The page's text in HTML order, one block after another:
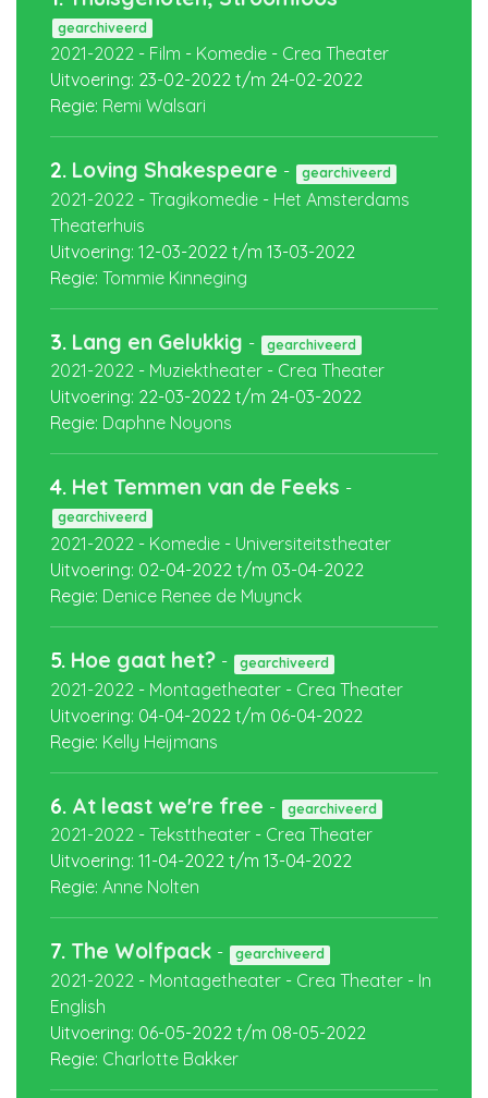
gearchiveerd
2021-2022 - Film - Komedie - Crea Theater
Uitvoering: 23-02-2022 t/m 24-02-2022
Regie: Remi Walsari
2. Loving Shakespeare - gearchiveerd
2021-2022 - Tragikomedie - Het Amsterdams
Theaterhuis
Uitvoering: 12-03-2022 t/m 13-03-2022
Regie: Tommie Kinneging
3. Lang en Gelukkig - gearchiveerd
2021-2022 - Muziektheater - Crea Theater
Uitvoering: 22-03-2022 t/m 24-03-2022
Regie: Daphne Noyons
4. Het Temmen van de Feeks -
gearchiveerd
2021-2022 - Komedie - Universiteitstheater
Uitvoering: 02-04-2022 t/m 03-04-2022
Regie: Denice Renee de Muynck
5. Hoe gaat het? - gearchiveerd
2021-2022 - Montagetheater - Crea Theater
Uitvoering: 04-04-2022 t/m 06-04-2022
Regie: Kelly Heijmans
6. At least we're free - gearchiveerd
2021-2022 - Teksttheater - Crea Theater
Uitvoering: 11-04-2022 t/m 13-04-2022
Regie: Anne Nolten
7. The Wolfpack - gearchiveerd
2021-2022 - Montagetheater - Crea Theater - In
English
Uitvoering: 06-05-2022 t/m 08-05-2022
Regie: Charlotte Bakker